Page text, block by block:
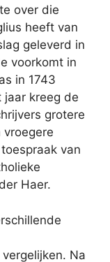
over die
heeft van
geleverd in
voorkomt in
in 1743
jaar kreeg de
grotere
van
Haer.
Na